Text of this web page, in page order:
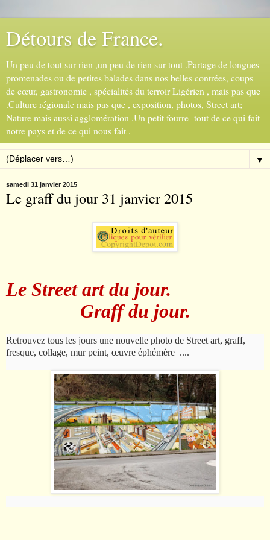
Détours de France.
Un peu de tout sur rien ,un peu de rien sur tout .Partage de longues
promenades ou de petites balades dans nos belles contrées, coups
de cœur, gastronomie , spécialités du terroir Ligérien , mais pas que
.Culture régionale mais pas que , exposition, photos, Street art;
Nature mais aussi agglomération .Un petit fourre- tout de ce qui fait
notre pays et de ce qui nous fait .
▼
samedi 31 janvier 2015
Le graff du jour 31 janvier 2015
Le Street art du jour.
Graff du jour.
Retrouvez tous les jours une nouvelle photo de Street art, graff,
fresque, collage, mur peint, œuvre éphémère ....